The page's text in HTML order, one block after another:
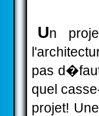
Un
pas
quel
projet!